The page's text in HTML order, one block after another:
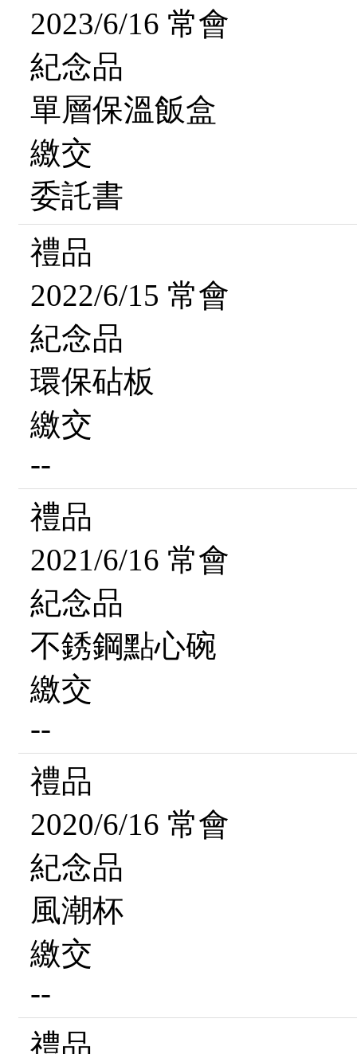
2023/6/16 常會
紀念品
單層保溫飯盒
繳交
委託書
禮品
2022/6/15 常會
紀念品
環保砧板
繳交
--
禮品
2021/6/16 常會
紀念品
不銹鋼點心碗
繳交
--
禮品
2020/6/16 常會
紀念品
風潮杯
繳交
--
禮品